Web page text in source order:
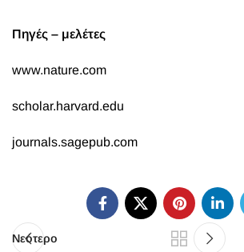
Πηγές – μελέτες
www.nature.com
scholar.harvard.edu
journals.sagepub.com
Νεότερο